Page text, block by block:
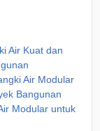
Air Kuat dan
Air Modular
Bangunan
Modular untuk